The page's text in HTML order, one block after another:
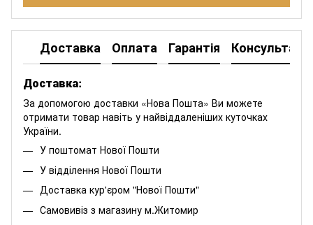
Доставка Оплата Гарантія Консультація
Доставка:
За допомогою доставки «Нова Пошта» Ви можете
отримати товар навіть у найвіддаленіших куточках
України.
У поштомат Нової Пошти
У відділення Нової Пошти
Доставка кур'єром "Нової Пошти"
Самовивіз з магазину м.Житомир